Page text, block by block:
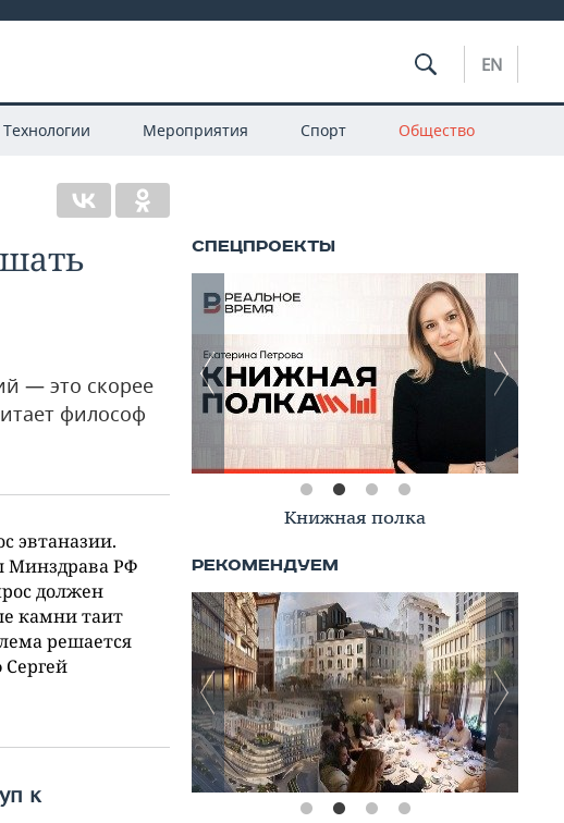
EN
Технологии Мероприятия Спорт Общество
— это скорее
философ
эвтаназии.
Минздрава РФ
должен
камни таит
решается
Сергей
к
Книжная полка